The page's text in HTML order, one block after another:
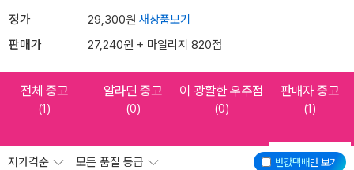
정가 29,300원 새상품보기
판매가 27,240원 + 마일리지 820점
전체 중고
(1)
알라딘 중고
(0)
이 광활한 우주점
(0)
판매자 중고
(1)
반값택배만 보기
저가격순 모든 품질 등급